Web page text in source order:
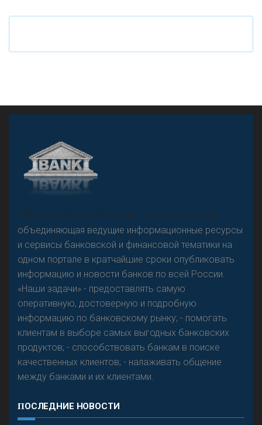
«Н
овости Банков России» – группа компаний,
объединяющая ведущие информационные ресурсы
и сервисы банковской и финансовой тематики на
одном портале в кратчайшие сроки опубликовать
информацию и новости банков по всей России.
«Наши задачи» - предоставлять самую
оперативную, достоверную и подробную
информацию по банковскому рынку; - помогать
клиентам в выборе самых выгодных банковских
продуктов; - способствовать банкам в поиске
качественных клиентов; - налаживать общение
между банками и их клиентами.
ПОСЛЕДНИЕ НОВОСТИ